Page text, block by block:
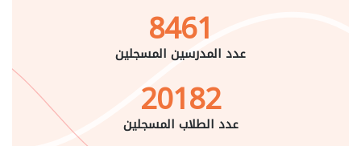
8461
عدد المدرسين المسجلين
20182
عدد الطلاب المسجلين